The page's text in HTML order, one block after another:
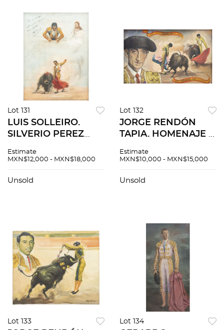
Lot 131
LUIS SOLLEIRO.
SILVERIO PEREZ
"TRINCHERAZO".
Firmado "Luis
Estimate
MXN$12,000 - MXN$18,000
Unsold
Lot 132
JORGE RENDÓN
TAPIA. HOMENAJE A
"MANOLETE"
sobre tela. Firmado:
Estimate
MXN$10,000 - MXN$15,000
Unsold
Lot 133 Lot 134